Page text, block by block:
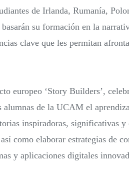
de Irlanda, Rumanía,
su formación en la
clave que les permitan
europeo ‘Story Builders’,
alumnas de la UCAM el
inspiradoras, significativas y
como elaborar estrategias de
y aplicaciones digitales